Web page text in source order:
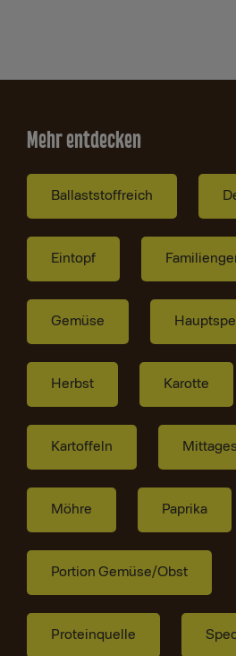
Mehr entdecken
Ballaststoffreich
Eintopf
Gemüse
Herbst Karotte
Kartoffeln
Möhre Paprika
Portion Gemüse/Obst
Proteinquelle